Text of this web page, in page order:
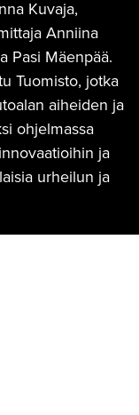
Kuvaja,
Anniina
Pasi Mäenpää.
Tuomisto, jotka
aiheiden ja
ohjelmassa
ja
urheilun ja